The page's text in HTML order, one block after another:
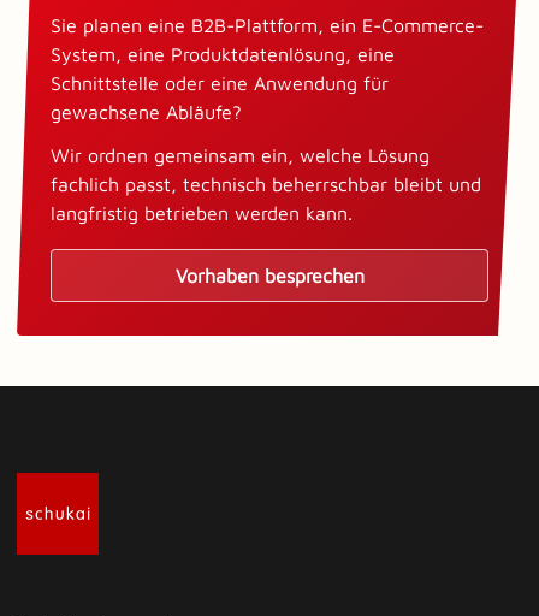
Sie planen eine B2B-Plattform, ein E-Commerce-
System, eine Produktdatenlösung, eine
Schnittstelle oder eine Anwendung für
gewachsene Abläufe?
Wir ordnen gemeinsam ein, welche Lösung
fachlich passt, technisch beherrschbar bleibt und
langfristig betrieben werden kann.
Vorhaben besprechen